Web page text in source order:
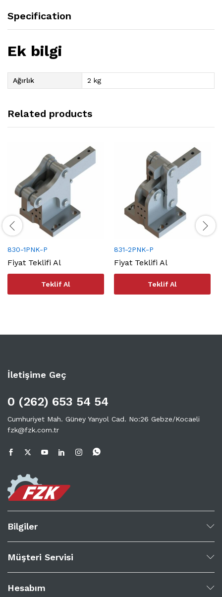
Specification
Ek bilgi
Ağırlık 2 kg
Related products
830-1PNK-P
Fiyat Teklifi Al
Teklif Al
831-2PNK-P
Fiyat Teklifi Al
Teklif Al
İletişime Geç
0 (262) 653 54 54
Cumhuriyet Mah. Güney Yanyol Cad. No:26 Gebze/Kocaeli
fzk@fzk.com.tr
Bilgiler
Müşteri Servisi
Hesabım